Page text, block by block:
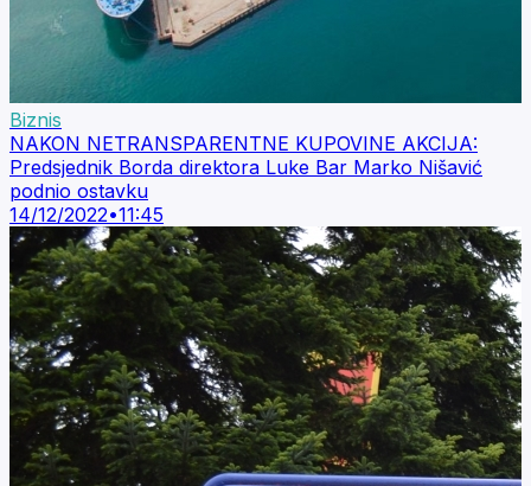
Biznis
NAKON NETRANSPARENTNE KUPOVINE AKCIJA:
Predsjednik Borda direktora Luke Bar Marko Nišavić
podnio ostavku
14/12/2022•11:45